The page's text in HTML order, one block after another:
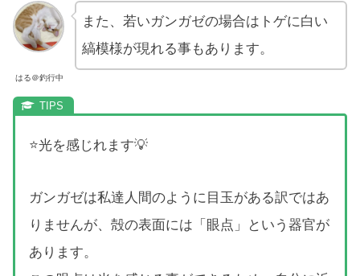
はる＠釣行中
また、若いガンガゼの場合はトゲに白い
縞模様が現れる事もあります。
⭐光を感じれます💡
ガンガゼは私達人間のように目玉がある訳ではあ
りませんが、殻の表面には「眼点」という器官が
あります。